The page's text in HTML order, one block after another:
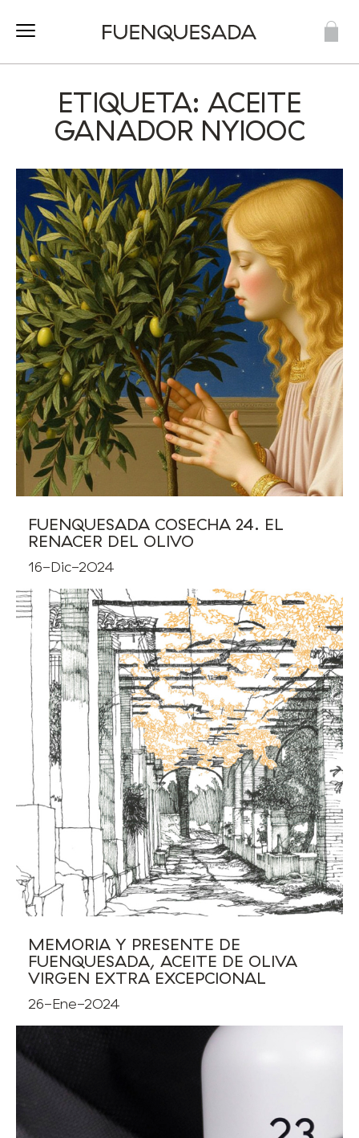
ETIQUETA: ACEITE
GANADOR NYIOOC
FUENQUESADA COSECHA 24. EL
RENACER DEL OLIVO
16-Dic-2024
MEMORIA Y PRESENTE DE
FUENQUESADA, ACEITE DE OLIVA
VIRGEN EXTRA EXCEPCIONAL
26-Ene-2024